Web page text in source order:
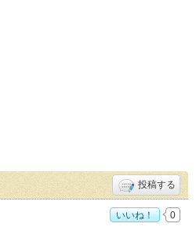
投稿する
いいね！ 0